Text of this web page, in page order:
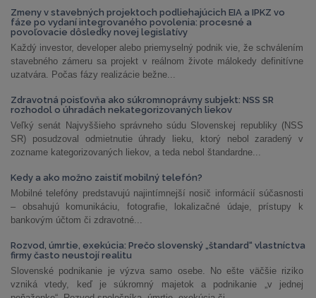
Zmeny v stavebných projektoch podliehajúcich EIA a IPKZ vo
fáze po vydaní integrovaného povolenia: procesné a
povoľovacie dôsledky novej legislatívy
Každý investor, developer alebo priemyselný podnik vie, že schválením
stavebného zámeru sa projekt v reálnom živote málokedy definitívne
uzatvára. Počas fázy realizácie bežne...
Zdravotná poisťovňa ako súkromnoprávny subjekt: NSS SR
rozhodol o úhradách nekategorizovaných liekov
Veľký senát Najvyššieho správneho súdu Slovenskej republiky (NSS
SR) posudzoval odmietnutie úhrady lieku, ktorý nebol zaradený v
zozname kategorizovaných liekov, a teda nebol štandardne...
Kedy a ako možno zaistiť mobilný telefón?
Mobilné telefóny predstavujú najintímnejší nosič informácií súčasnosti
– obsahujú komunikáciu, fotografie, lokalizačné údaje, prístupy k
bankovým účtom či zdravotné...
Rozvod, úmrtie, exekúcia: Prečo slovenský „štandard“ vlastníctva
firmy často neustojí realitu
Slovenské podnikanie je výzva samo osebe. No ešte väčšie riziko
vzniká vtedy, keď je súkromný majetok a podnikanie „v jednej